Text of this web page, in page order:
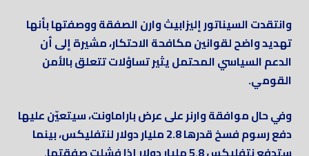
وانتقدت السيناتور إليزابيث وارن الصفقة ووصفتها بأنها
تهديد واضح لقوانين مكافحة الاحتكار، مشيرة إلى أن
الدعم السياسي المحتمل يثير تساؤلات تتعلق بالأمن
القومي.
وفي حال موافقة وارنر على عرض باراماونت، سيتعيّن عليها
دفع رسوم فسخ قدرها 2.8 مليار دولار لنتفليكس، بينما